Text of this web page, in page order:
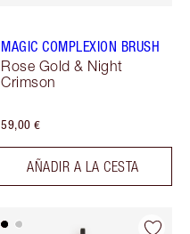
MAGIC COMPLEXION BRUSH
Rose Gold & Night
Crimson
59,00 €
AÑADIR A LA CESTA